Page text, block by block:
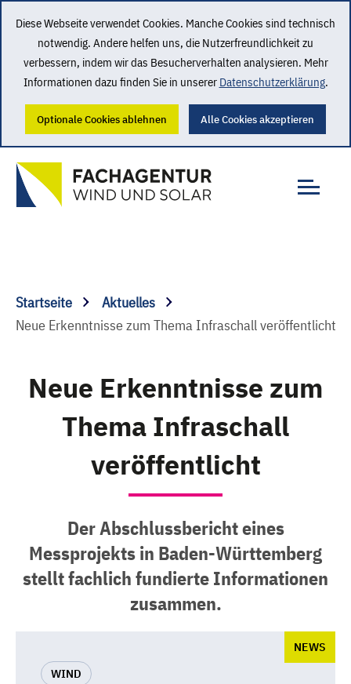
Diese Webseite verwendet Cookies. Manche Cookies sind technisch
notwendig. Andere helfen uns, die Nutzerfreundlichkeit zu
verbessern, indem wir das Besucherverhalten analysieren. Mehr
Informationen dazu finden Sie in unserer Datenschutzerklärung.
Optionale Cookies ablehnen Alle Cookies akzeptieren
Startseite
Aktuelles
Neue Erkenntnisse zum Thema Infraschall veröffentlicht
Neue Erkenntnisse zum
Thema Infraschall
veröffentlicht
Der Abschlussbericht eines
Messprojekts in Baden-Württemberg
stellt fachlich fundierte Informationen
zusammen.
WIND
NEWS